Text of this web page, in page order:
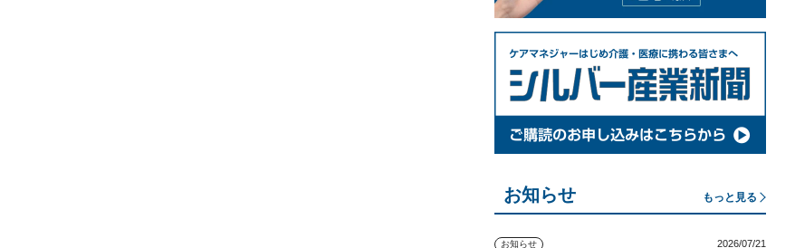
お知らせ もっと見る
お知らせ 2026/07/21